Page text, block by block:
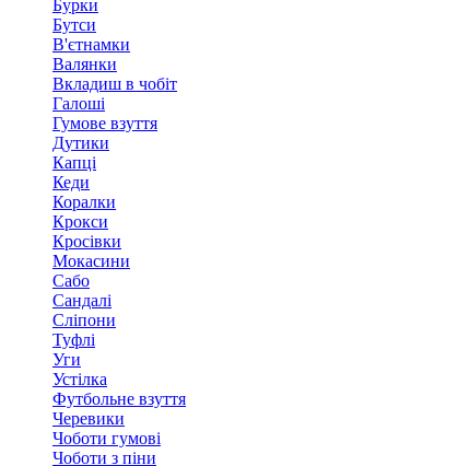
Бурки
Бутси
В'єтнамки
Валянки
Вкладиш в чобіт
Галоші
Гумове взуття
Дутики
Капці
Кеди
Коралки
Крокси
Кросівки
Мокасини
Сабо
Сандалі
Сліпони
Туфлі
Уги
Устілка
Футбольне взуття
Черевики
Чоботи гумові
Чоботи з піни